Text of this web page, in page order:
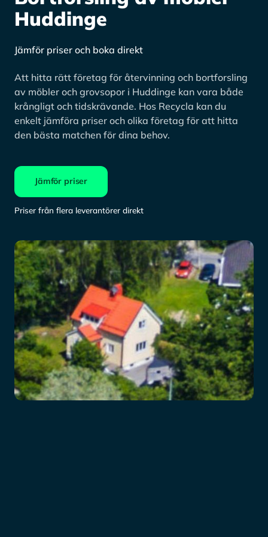
Huddinge
Jämför priser och boka direkt
Att hitta rätt företag för återvinning och bortforsling
av möbler och grovsopor i Huddinge kan vara både
krångligt och tidskrävande. Hos Recycla kan du
enkelt jämföra priser och olika företag för att hitta
den bästa matchen för dina behov.
Jämför priser
Priser från flera leverantörer direkt